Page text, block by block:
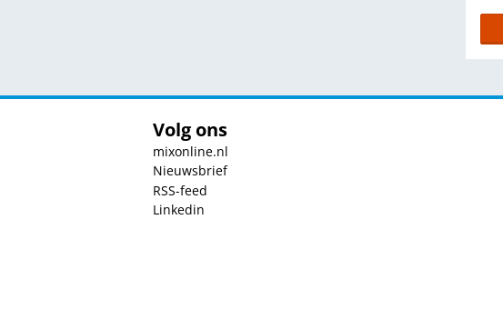
Volg ons
mixonline.nl
Nieuwsbrief
RSS-feed
Linkedin